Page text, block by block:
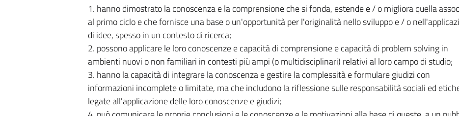
1. hanno dimostrato la conoscenza e la comprensione che si fonda, estende e / o migliora quella
al primo ciclo e che fornisce una base o un'opportunità per l'originalità nello sviluppo e / o
di idee, spesso in un contesto di ricerca;
2. possono applicare le loro conoscenze e capacità di comprensione e capacità di problem solving in
ambienti nuovi o non familiari in contesti più ampi (o multidisciplinari) relativi al loro campo di studio;
3. hanno la capacità di integrare la conoscenza e gestire la complessità e formulare giudizi con
informazioni incomplete o limitate, ma che includono la riflessione sulle responsabilità sociali ed
legate all'applicazione delle loro conoscenze e giudizi;